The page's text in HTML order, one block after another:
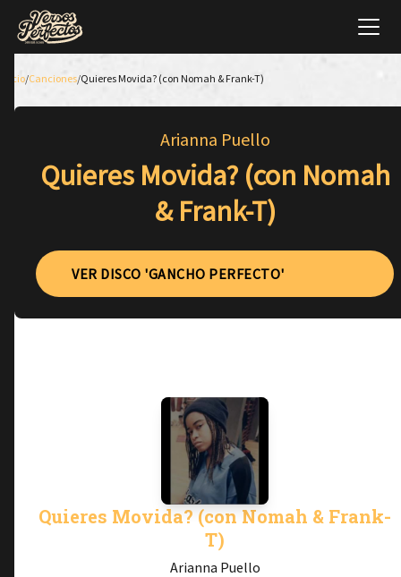
Inicio/Canciones/Quieres Movida? (con Nomah & Frank-T)
Arianna Puello
Quieres Movida? (con Nomah
& Frank-T)
VER DISCO 'GANCHO PERFECTO'
Quieres Movida? (con Nomah & Frank-
T)
Arianna Puello